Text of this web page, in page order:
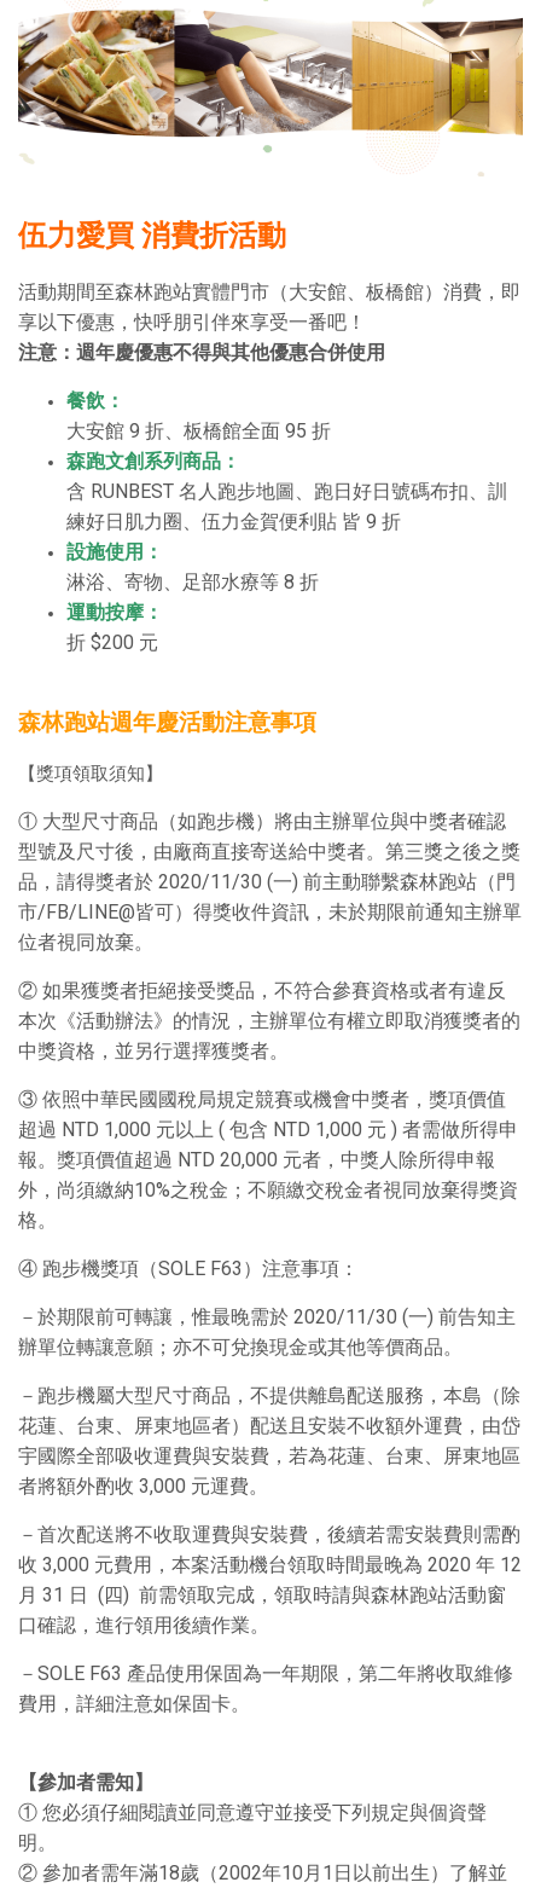
伍力愛買 消費折活動
活動期間至森林跑站實體門市（大安館、板橋館）消費，即
享以下優惠，快呼朋引伴來享受一番吧！
注意：週年慶優惠不得與其他優惠合併使用
餐飲：
大安館 9 折、板橋館全面 95 折
森跑文創系列商品：
含 RUNBEST 名人跑步地圖、跑日好日號碼布扣、訓
練好日肌力圈、伍力金賀便利貼 皆 9 折
設施使用：
淋浴、寄物、足部水療等 8 折
運動按摩：
折 $200 元
森林跑站週年慶活動注意事項
【獎項領取須知】
① 大型尺寸商品（如跑步機）將由主辦單位與中獎者確認
型號及尺寸後，由廠商直接寄送給中獎者。第三獎之後之獎
品，請得獎者於 2020/11/30 (一) 前主動聯繫森林跑站（門
市/FB/LINE@皆可）得獎收件資訊，未於期限前通知主辦單
位者視同放棄。
② 如果獲獎者拒絕接受獎品，不符合參賽資格或者有違反
本次《活動辦法》的情況，主辦單位有權立即取消獲獎者的
中獎資格，並另行選擇獲獎者。
③ 依照中華民國國稅局規定競賽或機會中獎者，獎項價值
超過 NTD 1,000 元以上 ( 包含 NTD 1,000 元 ) 者需做所得申
報。獎項價值超過 NTD 20,000 元者，中獎人除所得申報
外，尚須繳納10%之稅金；不願繳交稅金者視同放棄得獎資
格。
④ 跑步機獎項（SOLE F63）注意事項：
－於期限前可轉讓，惟最晚需於 2020/11/30 (一) 前告知主
辦單位轉讓意願；亦不可兌換現金或其他等價商品。
－跑步機屬大型尺寸商品，不提供離島配送服務，本島（除
花蓮、台東、屏東地區者）配送且安裝不收額外運費，由岱
宇國際全部吸收運費與安裝費，若為花蓮、台東、屏東地區
者將額外酌收 3,000 元運費。
－首次配送將不收取運費與安裝費，後續若需安裝費則需酌
收 3,000 元費用，本案活動機台領取時間最晚為 2020 年 12
月 31 日 (四) 前需領取完成，領取時請與森林跑站活動窗
口確認，進行領用後續作業。
－SOLE F63 產品使用保固為一年期限，第二年將收取維修
費用，詳細注意如保固卡。
【參加者需知】
① 您必須仔細閱讀並同意遵守並接受下列規定與個資聲
明。
② 參加者需年滿18歲（2002年10月1日以前出生）了解並